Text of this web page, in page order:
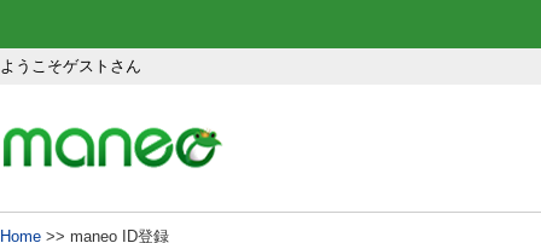
ようこそゲストさん
Home >> maneo ID登録